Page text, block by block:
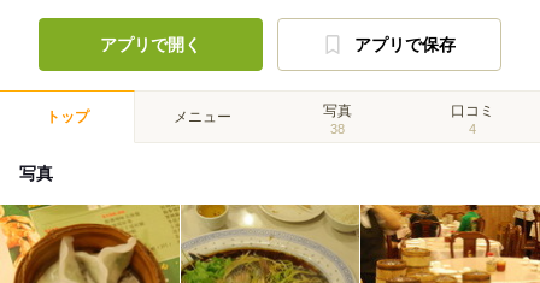
アプリで開く アプリで保存
トップ メニュー 写真
38
口コミ
4
写真